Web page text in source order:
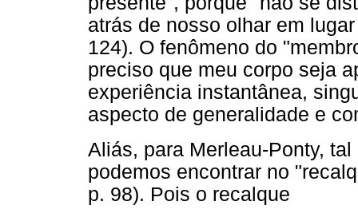
atrás de nosso olhar em
124). O fenômeno do
preciso que meu corpo seja
experiência instantânea,
aspecto de generalidade e
Aliás, para Merleau-Ponty,
podemos encontrar no
p. 98). Pois o recalque